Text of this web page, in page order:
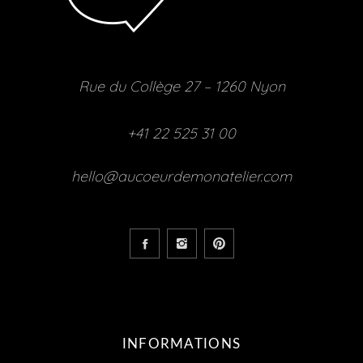
Rue du Collège 27 – 1260 Nyon
+41 22 525 31 00
hello@aucoeurdemonatelier.com
INFORMATIONS